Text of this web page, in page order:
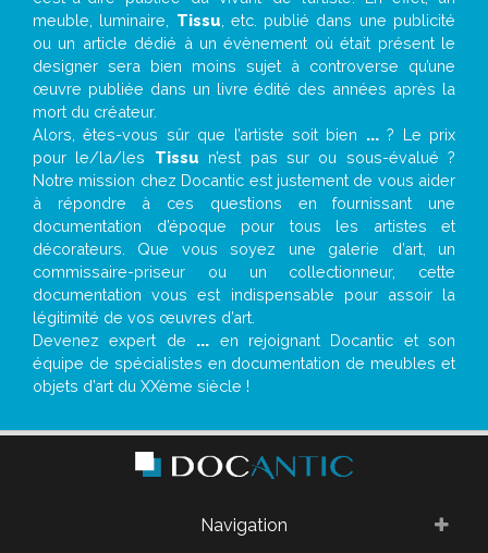
meuble, luminaire, Tissu , etc. publié dans une publicité
ou un article dédié à un évènement où était présent le
designer sera bien moins sujet à controverse qu’une
œuvre publiée dans un livre édité des années après la
mort du créateur.
Alors, êtes-vous sûr que l’artiste soit bien ...? Le prix
pour le/la/les Tissu n’est pas sur ou sous-évalué ?
Notre mission chez Docantic est justement de vous aider
à répondre à ces questions en fournissant une
documentation d’époque pour tous les artistes et
décorateurs. Que vous soyez une galerie d’art, un
commissaire-priseur ou un collectionneur, cette
documentation vous est indispensable pour assoir la
légitimité de vos œuvres d’art.
Devenez expert de ... en rejoignant Docantic et son
équipe de spécialistes en documentation de meubles et
objets d’art du XXème siècle !
Navigation